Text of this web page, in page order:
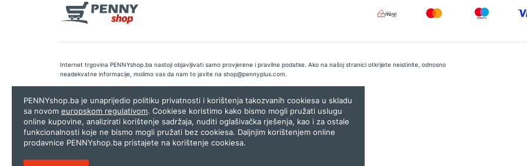
Internet trgovina PENNYshop.ba nastoji objavljivati samo provjerene i pravilne podatke. Ako na našoj stranici otkrijete neistinite, odnosno
neadekvatne informacije, molimo vas da nam to javite na shop@pennyplus.com.
Copyright © 2026.Penny plus d.o.o. Sarajevo.Dizajn i programiranje:Lampa.ba
PENNYshop.ba je unaprijedio politiku privatnosti i korištenja takozvanih cookiesa u skladu
sa novom europskom regulativom. Cookiese koristimo kako bismo mogli pružati uslugu
online kupovine, analizirati korištenje sadržaja, nuditi oglašivačka rješenja, kao i za ostale
funkcionalnosti koje ne bismo mogli pružati bez cookiesa. Daljnjim korištenjem online
prodavnice PENNYshop.ba pristajete na korištenje cookiesa.